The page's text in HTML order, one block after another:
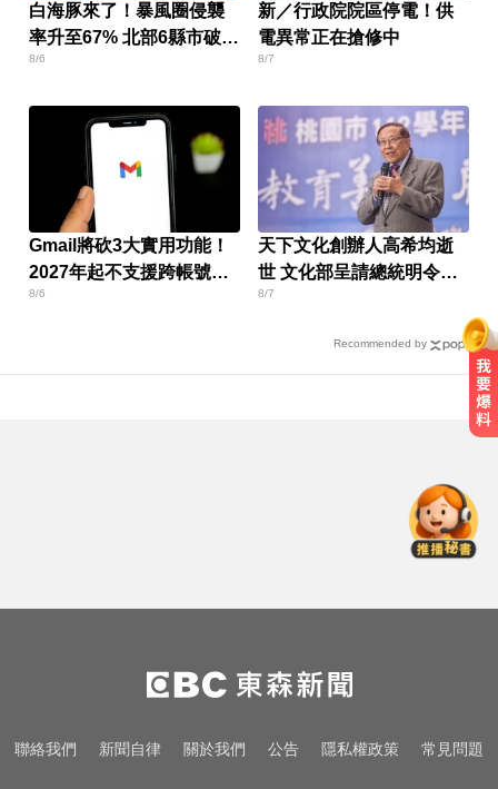
白海豚來了！暴風圈侵襲
率升至67% 北部6縣市破5
成
8/6
新／行政院院區停電！供
電異常正在搶修中
8/7
Gmail將砍3大實用功能！
2027年起不支援跨帳號寄
信
8/6
天下文化創辦人高希均逝
世 文化部呈請總統明令褒
揚
8/7
Recommended by
虹膜斷裂恐失明
台股跌170點失守季線 6檔列處置股
下周採新制
金牌員工轉投李多慧！剪輯師突暴
聯絡我們 新聞自律 關於我們 公告 隱私權政策 常見問題